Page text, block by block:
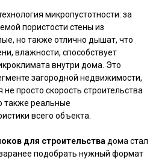
микропустотности: за
пористости стены из
но также отлично дышат, что
влажности, способствует
внутри дома. Это
загородной недвижимости,
просто скорость строительства
также реальные
всего объекта.
для строительства дома стал
подобрать нужный формат